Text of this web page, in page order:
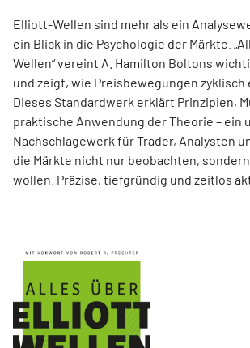
Elliott-Wellen sind mehr als ein
ein Blick in die Psychologie der Märkte.
Wellen“ vereint A. Hamilton Boltons
und zeigt, wie Preisbewegungen zyklisch
Dieses Standardwerk erklärt Prinzipien,
praktische Anwendung der Theorie – ein
Nachschlagewerk für Trader, Analysten
die Märkte nicht nur beobachten,
wollen. Präzise, tiefgründig und zeitlos